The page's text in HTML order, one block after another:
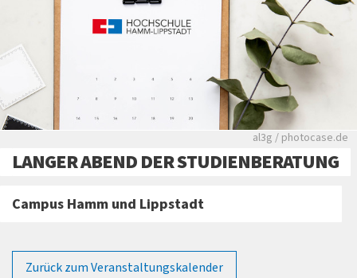
Rote leere
al3g / photocase.de
LANGER ABEND DER STUDIENBERATUNG
Campus Hamm und Lippstadt
Zurück zum Veranstaltungskalender